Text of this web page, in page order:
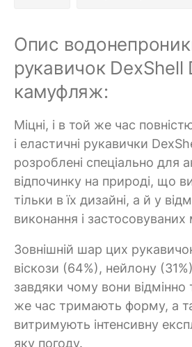
Опис
рукавичок DexShell
камуфляж:
Міцні, і в той же час
і еластичні рукавички
розроблені спеціально для
відпочинку на природі, що
тільки в їх дизайні, а й у
виконання і застосовуваних
Зовнішній шар цих
віскози (64%), нейлону
завдяки чому вони відмінно
же час тримають форму, а
витримують інтенсивну
яку погоду.